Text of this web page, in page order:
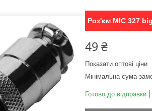
Роз'єм MIC 327
49 ₴
Показати оптові ціни
Мінімальна сума
Готово до відправки